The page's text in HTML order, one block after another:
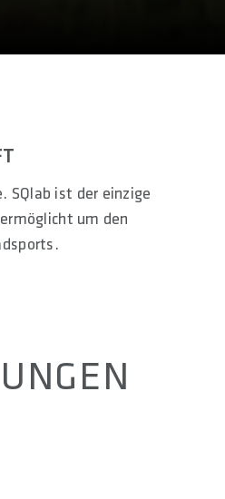
SQlab ist der einzige
um den